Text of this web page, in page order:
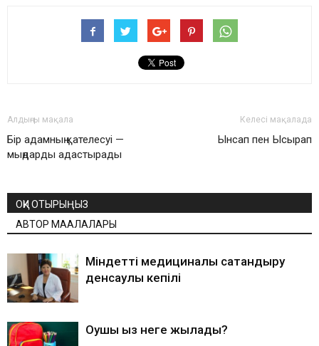
Алдыңғы мақала
Бір адамның қателесуі —
мыңдарды адастырады
Келесі мақалада
Ынсап пен Ысырап
ОҚИ ОТЫРЫҢЫЗ
АВТОР МАҚАЛАЛАРЫ
Міндетті медициналық сақтандыру
денсаулық кепілі
Оқушы қыз неге жылады?